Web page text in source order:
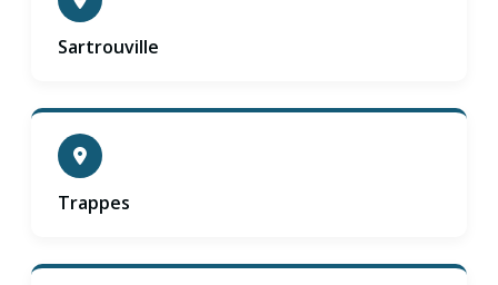
Sartrouville
Trappes